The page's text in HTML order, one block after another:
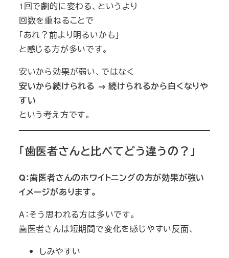
1回で劇的に変わる、というより
回数を重ねることで
「あれ？前より明るいかも」
と感じる方が多いです。
安いから効果が弱い、ではなく
安いから続けられる → 続けられるから白くなりや
すい
という考え方です。
「歯医者さんと比べてどう違うの？」
Q：歯医者さんのホワイトニングの方が効果が強い
イメージがあります。
A：そう思われる方は多いです。
歯医者さんは短期間で変化を感じやすい反面、
しみやすい